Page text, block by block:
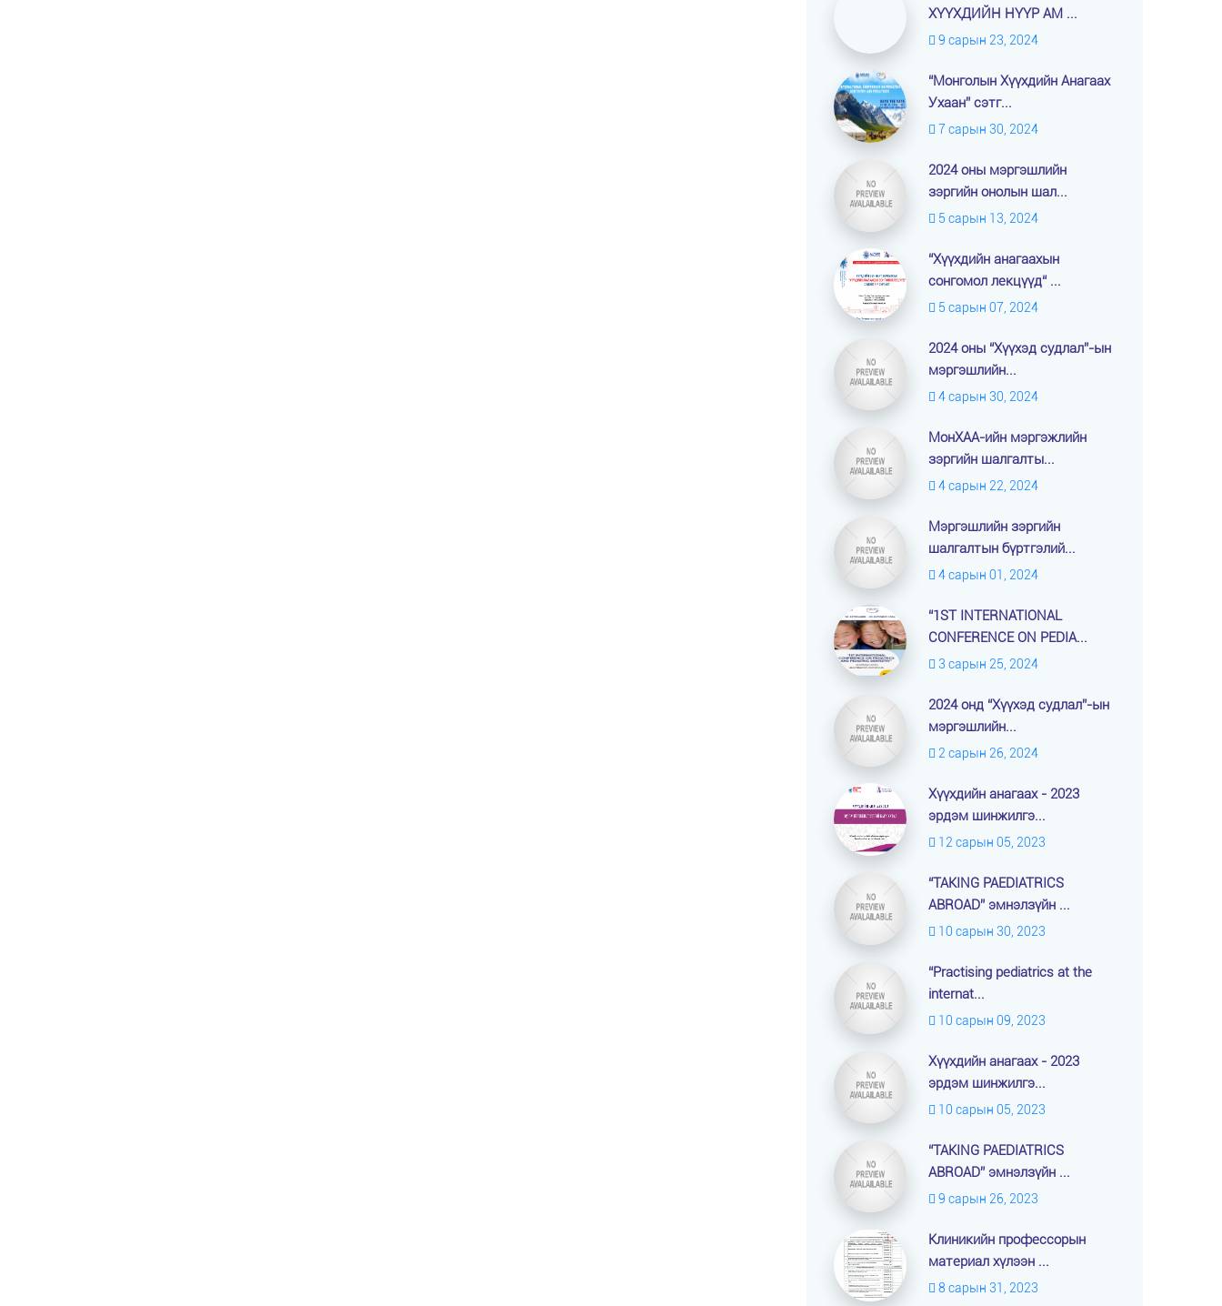
ХҮҮХДИЙН НҮҮР АМ ...
9 сарын 23, 2024
“Монголын Хүүхдийн Анагаах
Ухаан” сэтг...
7 сарын 30, 2024
2024 оны мэргэшлийн
зэргийн онолын шал...
5 сарын 13, 2024
“Хүүхдийн анагаахын
сонгомол лекцүүд“ ...
5 сарын 07, 2024
2024 оны “Хүүхэд судлал”-ын
мэргэшлийн...
4 сарын 30, 2024
МонХАА-ийн мэргэжлийн
зэргийн шалгалты...
4 сарын 22, 2024
Мэргэшлийн зэргийн
шалгалтын бүртгэлий...
4 сарын 01, 2024
“1ST INTERNATIONAL
CONFERENCE ON PEDIA...
3 сарын 25, 2024
2024 онд “Хүүхэд судлал”-ын
мэргэшлийн...
2 сарын 26, 2024
Хүүхдийн анагаах - 2023
эрдэм шинжилгэ...
12 сарын 05, 2023
“TAKING PAEDIATRICS
ABROAD” эмнэлзүйн ...
10 сарын 30, 2023
“Practising pediatrics at the
internat...
10 сарын 09, 2023
Хүүхдийн анагаах - 2023
эрдэм шинжилгэ...
10 сарын 05, 2023
“TAKING PAEDIATRICS
ABROAD” эмнэлзүйн ...
9 сарын 26, 2023
Клиникийн профессорын
материал хүлээн ...
8 сарын 31, 2023